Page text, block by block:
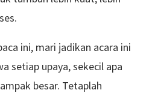
ini, mari jadikan acara ini
setiap upaya, sekecil apa
besar. Tetaplah